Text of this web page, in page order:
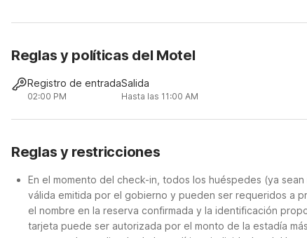
Reglas y políticas del Motel
Registro de entrada
02:00 PM
Salida
Hasta las 11:00 AM
Reglas y restricciones
En el momento del check-in, todos los huéspedes (ya
válida emitida por el gobierno y pueden ser requeridos a
el nombre en la reserva confirmada y la identificación
tarjeta puede ser autorizada por el monto de la estadía